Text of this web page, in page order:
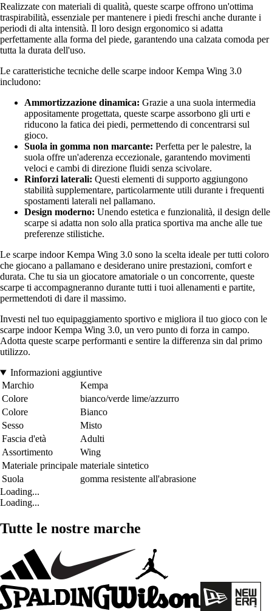
Realizzate con materiali di qualità, queste scarpe offrono un'ottima
traspirabilità, essenziale per mantenere i piedi freschi anche durante i
periodi di alta intensità. Il loro design ergonomico si adatta
perfettamente alla forma del piede, garantendo una calzata comoda per
tutta la durata dell'uso.
Le caratteristiche tecniche delle scarpe indoor Kempa Wing 3.0
includono:
Ammortizzazione dinamica: Grazie a una suola intermedia
appositamente progettata, queste scarpe assorbono gli urti e
riducono la fatica dei piedi, permettendo di concentrarsi sul
gioco.
Suola in gomma non marcante: Perfetta per le palestre, la
suola offre un'aderenza eccezionale, garantendo movimenti
veloci e cambi di direzione fluidi senza scivolare.
Rinforzi laterali: Questi elementi di supporto aggiungono
stabilità supplementare, particolarmente utili durante i frequenti
spostamenti laterali nel pallamano.
Design moderno: Unendo estetica e funzionalità, il design delle
scarpe si adatta non solo alla pratica sportiva ma anche alle tue
preferenze stilistiche.
Le scarpe indoor Kempa Wing 3.0 sono la scelta ideale per tutti coloro
che giocano a pallamano e desiderano unire prestazioni, comfort e
durata. Che tu sia un giocatore amatoriale o un concorrente, queste
scarpe ti accompagneranno durante tutti i tuoi allenamenti e partite,
permettendoti di dare il massimo.
Investi nel tuo equipaggiamento sportivo e migliora il tuo gioco con le
scarpe indoor Kempa Wing 3.0, un vero punto di forza in campo.
Adotta queste scarpe performanti e sentire la differenza sin dal primo
utilizzo.
Informazioni aggiuntive
Marchio
Kempa
Colore
bianco/verde lime/azzurro
Colore
Bianco
Sesso
Misto
Fascia d'età
Adulti
Assortimento
Wing
Materiale principale materiale sintetico
Suola
gomma resistente all'abrasione
Loading...
Loading...
Tutte le nostre marche